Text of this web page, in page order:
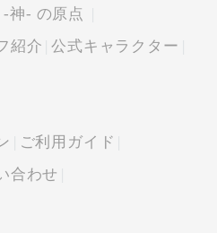
-神- の原点
紹介 公式キャラクター
ご利用ガイド
合わせ